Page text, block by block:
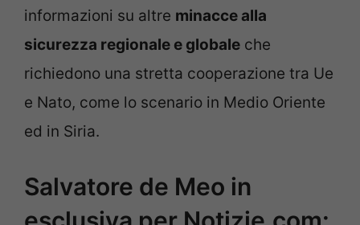
informazioni su altre minacce alla
sicurezza regionale e globale che
richiedono una stretta cooperazione tra Ue
e Nato, come lo scenario in Medio Oriente
ed in Siria.
Salvatore de Meo in